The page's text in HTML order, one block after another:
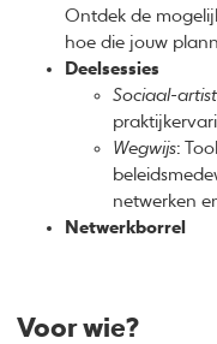
Ontdek de
hoe die jouw
Deelsessies
Sociaal-
Wegwijs:
netwerken
Netwerkborrel
Voor wie?